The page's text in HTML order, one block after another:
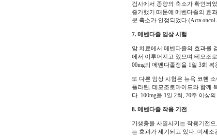
검사에서 종양의 축소가 확인되
증가했기 때문에 메벤다졸의 효
분 축소가 인정되었다.(Acta oncol
7. 메벤다졸 임상 시험
암 치료에서 메벤다졸의 효과를
에서 이루어지고 있으며 테모조
00mg의 메벤다졸정을 1일 3회
또 다른 임상 시험은 뉴욕 코헨
플라틴, 테모조로마이드와 함께
다. 100mg을 1일 2회, 70주 이상
8. 메벤다졸 작용 기전
기생충을 사멸시키는 작용기전
는 효과가 제기되고 있다. 미세